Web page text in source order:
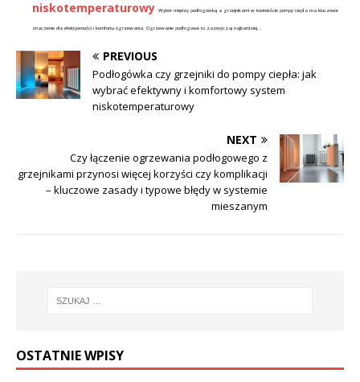
niskotemperaturowy Wybór między podłogówką a grzejnikami w kontekście pompy ciepła ma kluczowe
znaczenie dla efektywności i komfortu ogrzewania. Ogrzewanie podłogowe to zazwyczaj najbardziej...
PREVIOUS
Podłogówka czy grzejniki do pompy ciepła: jak
wybrać efektywny i komfortowy system
niskotemperaturowy
NEXT
Czy łączenie ogrzewania podłogowego z
grzejnikami przynosi więcej korzyści czy komplikacji
– kluczowe zasady i typowe błędy w systemie
mieszanym
OSTATNIE WPISY